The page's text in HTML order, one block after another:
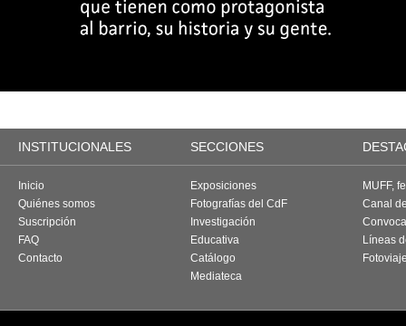
INSTITUCIONALES SECCIONES
Inicio
Quiénes somos
Suscripción
FAQ
Contacto
Exposiciones
Fotografías del CdF
Investigación
Educativa
Catálogo
Mediateca
MUFF,
Canal
Líneas